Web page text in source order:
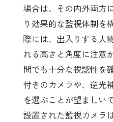
場合は、その内外両方
り効果的な監視体制を
際には、出入りする人
れる高さと角度に注意
間でも十分な視認性を
付きのカメラや、逆光
を選ぶことが望ましい
設置された監視カメラ